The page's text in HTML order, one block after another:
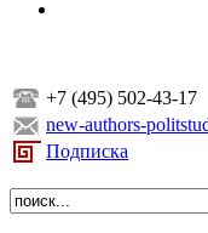
+7 (495) 502-43-17
new-authors-
Подписка